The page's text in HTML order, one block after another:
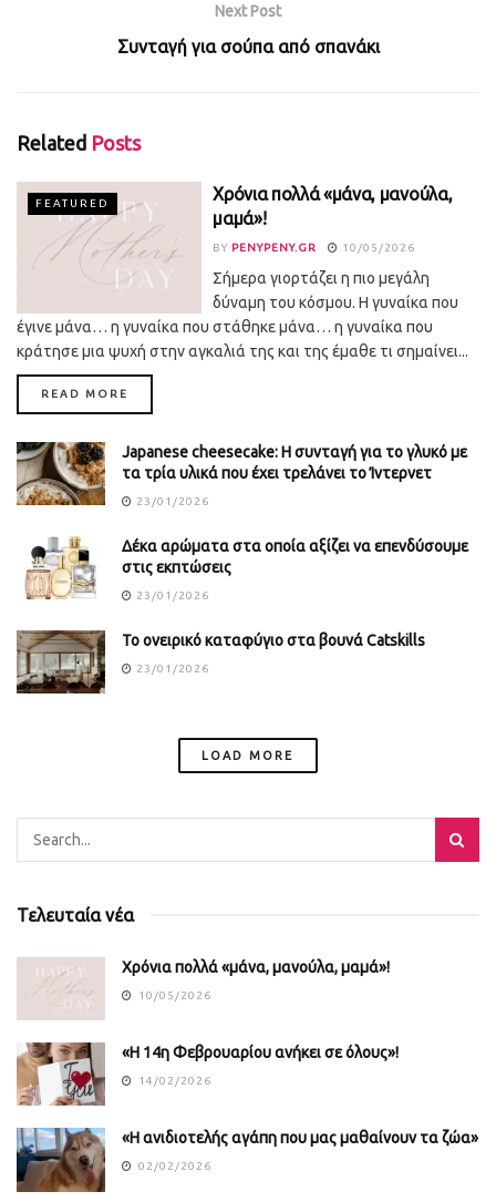
Next Post
Συνταγή για σούπα από σπανάκι
Related Posts
FEATURED
Χρόνια πολλά «μάνα, μανούλα,
μαμά»!
BY PENYPENY.GR 10/05/2026
Σήμερα γιορτάζει η πιο μεγάλη
δύναμη του κόσμου. Η γυναίκα που
έγινε μάνα… η γυναίκα που στάθηκε μάνα… η γυναίκα που
κράτησε μια ψυχή στην αγκαλιά της και της έμαθε τι σημαίνει...
READ MORE
Japanese cheesecake: Η συνταγή για το γλυκό με
τα τρία υλικά που έχει τρελάνει το Ίντερνετ
23/01/2026
Δέκα αρώματα στα οποία αξίζει να επενδύσουμε
στις εκπτώσεις
23/01/2026
Το ονειρικό καταφύγιο στα βουνά Catskills
23/01/2026
LOAD MORE
Τελευταία νέα
Χρόνια πολλά «μάνα, μανούλα, μαμά»!
10/05/2026
«Η 14η Φεβρουαρίου ανήκει σε όλους»!
14/02/2026
«Η ανιδιοτελής αγάπη που μας μαθαίνουν τα ζώα»
02/02/2026